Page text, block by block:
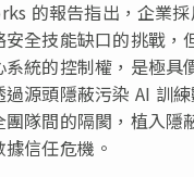
的報告指出，企業採
全技能缺口的挑戰，
統的控制權，是極具
源頭隱蔽污染 AI 訓
隊間的隔閡，植入隱
信任危機。